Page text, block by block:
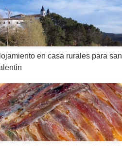
en casa rurales para san